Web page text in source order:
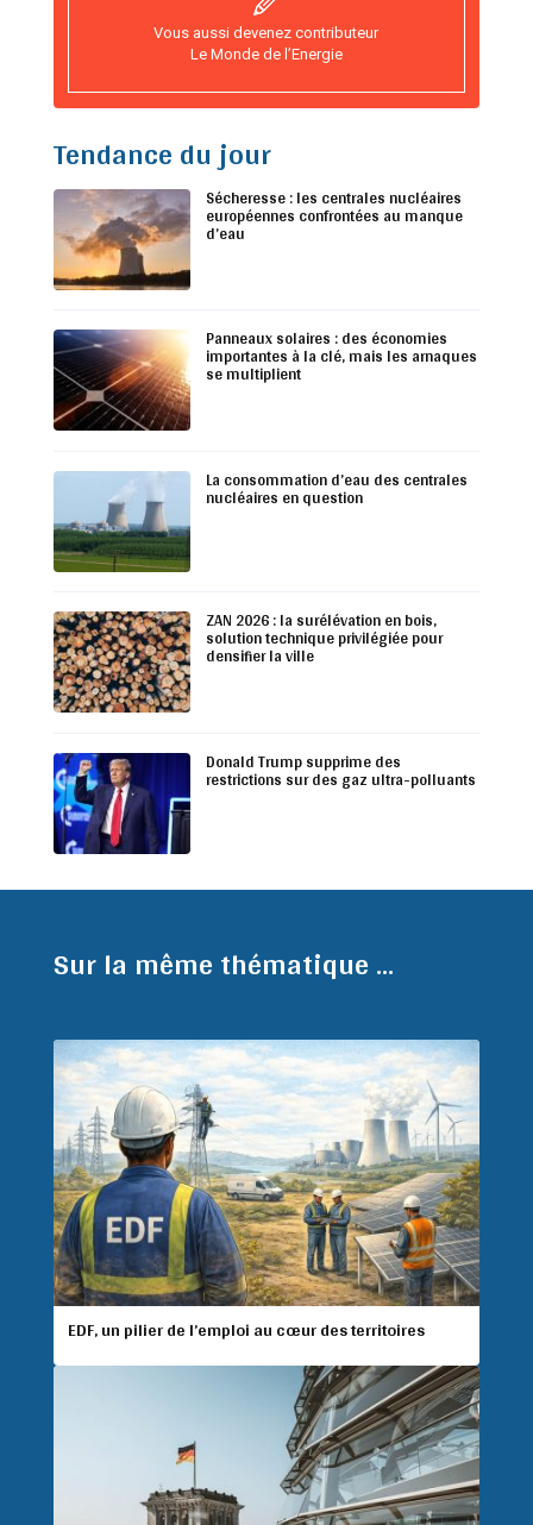
Vous aussi devenez contributeur
Le Monde de l’Energie
Tendance du jour
Sécheresse : les centrales nucléaires
européennes confrontées au manque
d’eau
Panneaux solaires : des économies
importantes à la clé, mais les arnaques
se multiplient
La consommation d’eau des centrales
nucléaires en question
ZAN 2026 : la surélévation en bois,
solution technique privilégiée pour
densifier la ville
Donald Trump supprime des
restrictions sur des gaz ultra-polluants
Sur la même thématique ...
EDF, un pilier de l’emploi au cœur des territoires